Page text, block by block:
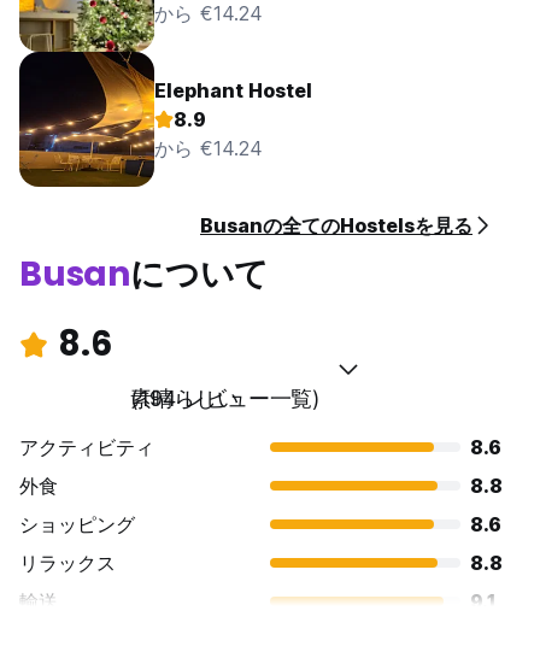
から €14.24
Elephant Hostel
8.9
から €14.24
Busanの全てのHostelsを見る
Busanについて
8.6
素晴らしい
(194 レビュー一覧)
アクティビティ
8.6
外食
8.8
ショッピング
8.6
リラックス
8.8
輸送
9.1